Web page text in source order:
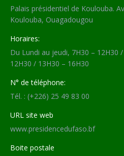
Palais présidentiel de Koulouba.
Koulouba, Ouagadougou
Horaires:
Du Lundi au jeudi, 7H30 – 12H30
12H30 / 13H30 – 16H30
N° de téléphone:
Tél. : (+226) 25 49 83 00
URL site web
www.presidencedufaso.bf
Boite postale